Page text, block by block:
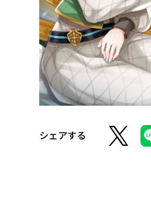
シェアする